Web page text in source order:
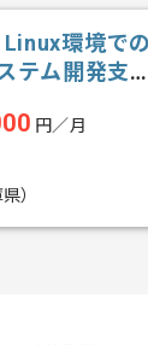
Linux環境での
テム開発支援
円／月
）